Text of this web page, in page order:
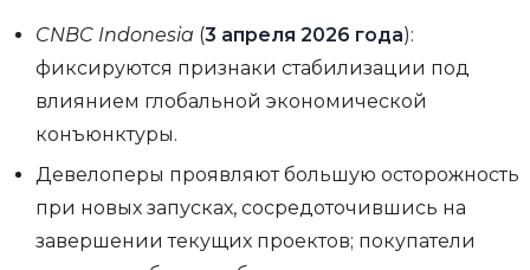
CNBC Indonesia (3 апреля 2026 года):
фиксируются признаки стабилизации под
влиянием глобальной экономической
конъюнктуры.
Девелоперы проявляют большую осторожность
при новых запусках, сосредоточившись на
завершении текущих проектов; покупатели